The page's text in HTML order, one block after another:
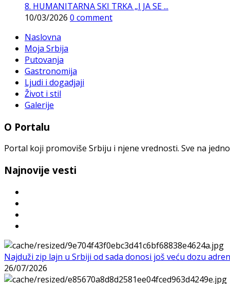
8. HUMANITARNA SKI TRKA „I JA SE ...
10/03/2026 0 comment
Naslovna
Moja Srbija
Putovanja
Gastronomija
Ljudi i dogadjaji
Život i stil
Galerije
O Portalu
Portal koji promoviše Srbiju i njene vrednosti. Sve na
Najnovije vesti
Najduži zip lajn u Srbiji od sada donosi još veću dozu
26/07/2026